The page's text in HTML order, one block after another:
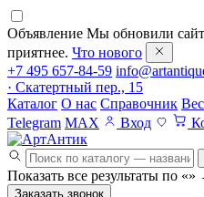
Объявление Мы обновили
приятнее. Что нового
+7 495 657-84-59
· Скатертный пер., 15
Каталог О нас Справочник
Telegram MAX Вход
Показать все результаты по «»
Заказать звонок